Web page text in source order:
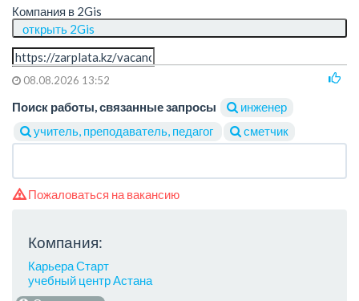
Компания в 2Gis
открыть 2Gis
08.08.2026 13:52
Поиск работы, связанные запросы
инженер
учитель, преподаватель, педагог
сметчик
Пожаловаться на вакансию
Компания:
Карьера Старт
учебный центр Астана